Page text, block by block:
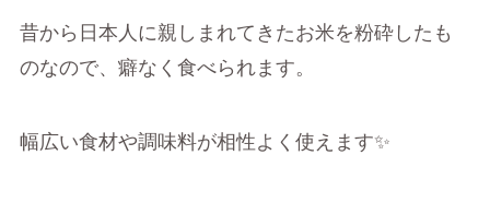
昔から日本人に親しまれてきたお米を粉砕したも
のなので、癖なく食べられます。
幅広い食材や調味料が相性よく使えます✨